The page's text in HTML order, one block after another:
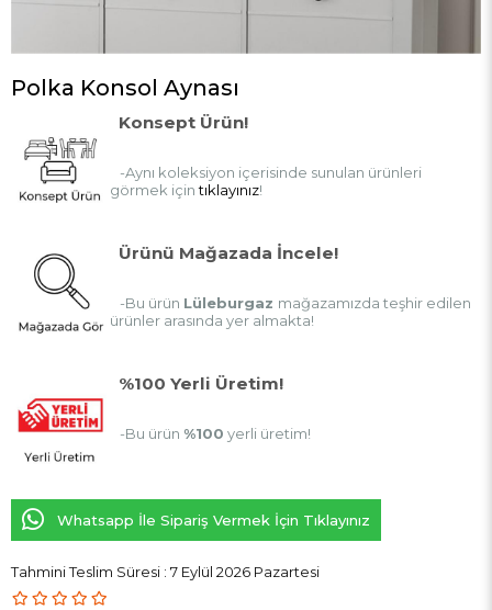
Polka Konsol Aynası
Konsept Ürün!
-Aynı koleksiyon içerisinde sunulan ürünleri
görmek içintıklayınız!
Ürünü Mağazada İncele!
-Bu ürün Lüleburgaz mağazamızda teşhir edilen
ürünler arasında yer almakta!
%100 Yerli Üretim!
-Bu ürün %100 yerli üretim!
Whatsapp İle Sipariş Vermek İçin Tıklayınız
Tahmini Teslim Süresi : 7 Eylül 2026 Pazartesi